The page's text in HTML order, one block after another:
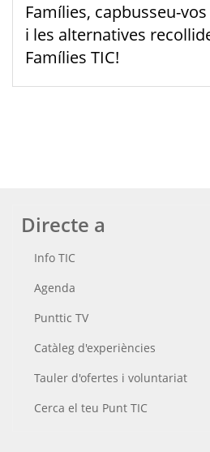
Famílies, capbusseu-
i les alternatives
Famílies TIC!
Directe a
Info TIC
Agenda
Punttic TV
Catàleg d'experiències
Tauler d'ofertes i voluntariat
Cerca el teu Punt TIC